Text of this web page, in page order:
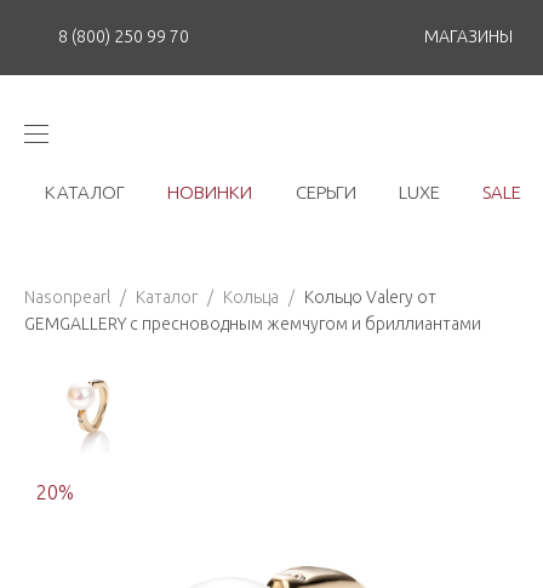
8 (800) 250 99 70 МАГАЗИНЫ
КАТАЛОГ НОВИНКИ СЕРЬГИ LUXE SALE
Nasonpearl / Каталог / Кольца / Кольцо Valery от
GEMGALLERY с пресноводным жемчугом и бриллиантами
20%